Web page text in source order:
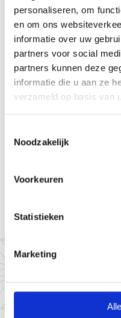
personaliseren, om
en om ons
informatie over uw
partners voor social
partners kunnen deze
informatie die u aan ze
verzameld op basis van
Noodzakelijk
Voorkeuren
Statistieken
Marketing
Die wil ik!
Laat een